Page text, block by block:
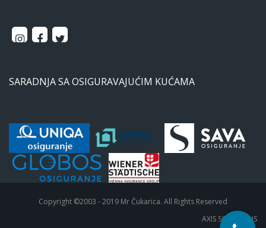
SARADNJA SA OSIGURAVAJUĆIM KUĆAMA
Copyright ©2003 - 2019 Mr Čukarica. All Rights Reserved
AXIS SOLUTIONS